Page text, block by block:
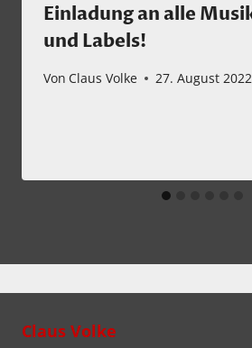
Einladung an alle
und Labels!
Von Claus Volke 27. August 2022
Claus Volke